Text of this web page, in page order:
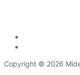
Copyright © 2026